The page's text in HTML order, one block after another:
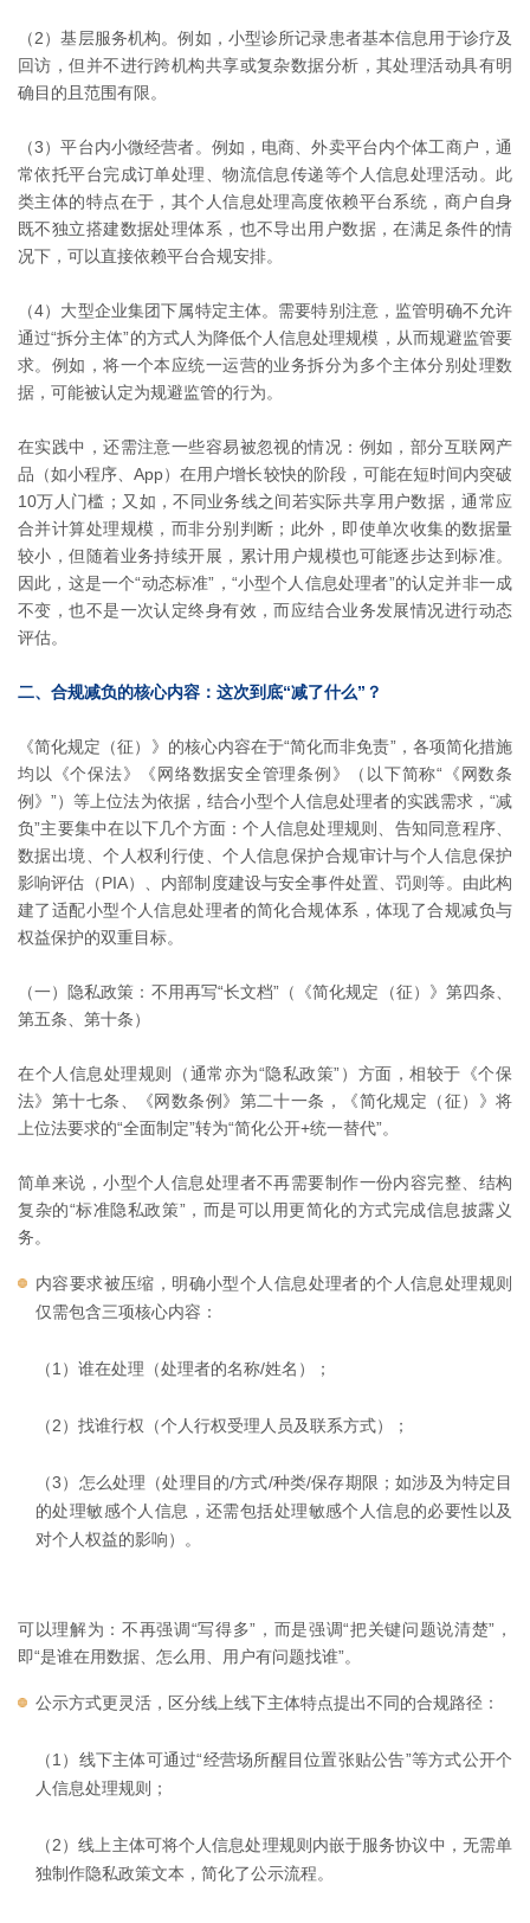
（2）基层服务机构。例如，小型诊所记录患者基本信息用于诊疗及
回访，但并不进行跨机构共享或复杂数据分析，其处理活动具有明
确目的且范围有限。
（3）平台内小微经营者。例如，电商、外卖平台内个体工商户，通
常依托平台完成订单处理、物流信息传递等个人信息处理活动。此
类主体的特点在于，其个人信息处理高度依赖平台系统，商户自身
既不独立搭建数据处理体系，也不导出用户数据，在满足条件的情
况下，可以直接依赖平台合规安排。
（4）大型企业集团下属特定主体。需要特别注意，监管明确不允许
通过“拆分主体”的方式人为降低个人信息处理规模，从而规避监管要
求。例如，将一个本应统一运营的业务拆分为多个主体分别处理数
据，可能被认定为规避监管的行为。
在实践中，还需注意一些容易被忽视的情况：例如，部分互联网产
品（如小程序、App）在用户增长较快的阶段，可能在短时间内突破
10万人门槛；又如，不同业务线之间若实际共享用户数据，通常应
合并计算处理规模，而非分别判断；此外，即使单次收集的数据量
较小，但随着业务持续开展，累计用户规模也可能逐步达到标准。
因此，这是一个“动态标准”，“小型个人信息处理者”的认定并非一成
不变，也不是一次认定终身有效，而应结合业务发展情况进行动态
评估。
二、合规减负的核心内容：这次到底“减了什么”？
《简化规定（征）》的核心内容在于“简化而非免责”，各项简化措施
均以《个保法》《网络数据安全管理条例》（以下简称“《网数条
例》”）等上位法为依据，结合小型个人信息处理者的实践需求，“减
负”主要集中在以下几个方面：个人信息处理规则、告知同意程序、
数据出境、个人权利行使、个人信息保护合规审计与个人信息保护
影响评估（PIA）、内部制度建设与安全事件处置、罚则等。由此构
建了适配小型个人信息处理者的简化合规体系，体现了合规减负与
权益保护的双重目标。
（一）隐私政策：不用再写“长文档”（《简化规定（征）》第四条、
第五条、第十条）
在个人信息处理规则（通常亦为“隐私政策”）方面，相较于《个保
法》第十七条、《网数条例》第二十一条，《简化规定（征）》将
上位法要求的“全面制定”转为“简化公开+统一替代”。
简单来说，小型个人信息处理者不再需要制作一份内容完整、结构
复杂的“标准隐私政策”，而是可以用更简化的方式完成信息披露义
务。
内容要求被压缩，明确小型个人信息处理者的个人信息处理规则
仅需包含三项核心内容：
（1）谁在处理（处理者的名称/姓名）；
（2）找谁行权（个人行权受理人员及联系方式）；
（3）怎么处理（处理目的/方式/种类/保存期限；如涉及为特定目
的处理敏感个人信息，还需包括处理敏感个人信息的必要性以及
对个人权益的影响）。
可以理解为：不再强调“写得多”，而是强调“把关键问题说清楚”，
即“是谁在用数据、怎么用、用户有问题找谁”。
公示方式更灵活，区分线上线下主体特点提出不同的合规路径：
（1）线下主体可通过“经营场所醒目位置张贴公告”等方式公开个
人信息处理规则；
（2）线上主体可将个人信息处理规则内嵌于服务协议中，无需单
独制作隐私政策文本，简化了公示流程。